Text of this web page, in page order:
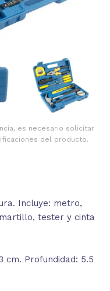
es necesario solicitar
del producto.
Incluye: metro,
tester y cinta
cm. Profundidad: 5.5